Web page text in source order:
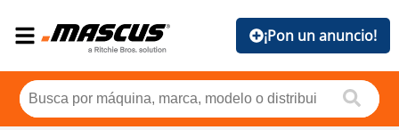
¡Pon un anuncio!